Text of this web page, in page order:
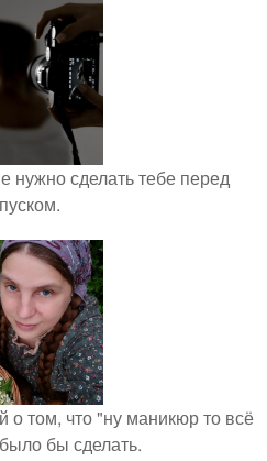
нужно сделать тебе перед
о том, что "ну маникюр то всё
бы сделать.